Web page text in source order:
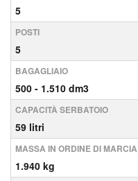
5
POSTI
5
BAGAGLIAIO
500 - 1.510 dm3
CAPACITÀ SERBATOIO
59 litri
MASSA IN ORDINE DI MARCIA
1.940 kg